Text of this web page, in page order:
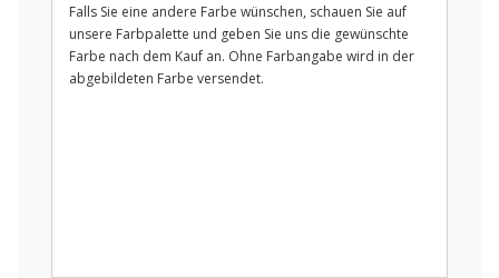
Falls Sie eine andere Farbe wünschen, schauen Sie auf
unsere Farbpalette und geben Sie uns die gewünschte
Farbe nach dem Kauf an. Ohne Farbangabe wird in der
abgebildeten Farbe versendet.